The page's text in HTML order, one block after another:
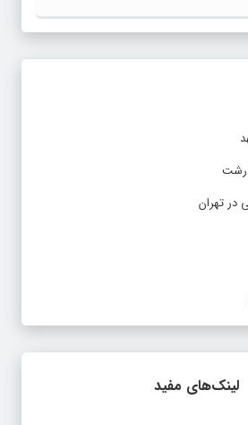
رشت
در تهران
لینک‌های مفید